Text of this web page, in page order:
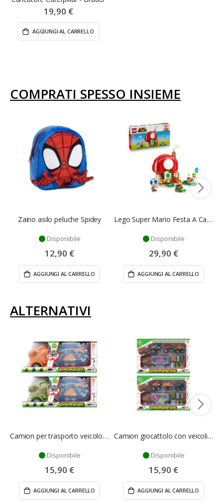
19,90 €
AGGIUNGI AL CARRELLO
COMPRATI SPESSO INSIEME
Zaino asilo peluche Spidey
Disponibile
12,90 €
AGGIUNGI AL CARRELLO
Lego Super Mario Festa A Casa Di Toad - Lego
Disponibile
29,90 €
AGGIUNGI AL CARRELLO
ALTERNATIVI
Camion per trasporto veicolo con dinosauri - Mazzeo Giocattoli
Disponibile
15,90 €
AGGIUNGI AL CARRELLO
Camion giocattolo con veicoli dinosauro - Mazzeo Giocattoli
Disponibile
15,90 €
AGGIUNGI AL CARRELLO